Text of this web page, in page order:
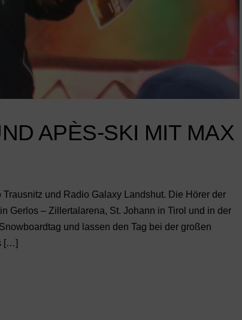
APÈS-SKI MIT MAX
und Radio Galaxy Landshut. Die Hörer der
Gerlos – Zillertalarena, St. Johann in Tirol und in der
und lassen den Tag bei der großen
[…]